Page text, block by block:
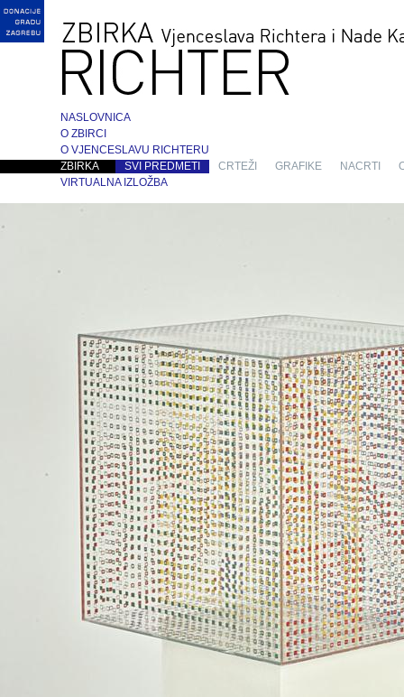
NASLOVNICA
O ZBIRCI
O VJENCESLAVU RICHTERU
ZBIRKA
SVI PREDMETI CRTEŽI GRAFIKE NACRTI
VIRTUALNA IZLOŽBA